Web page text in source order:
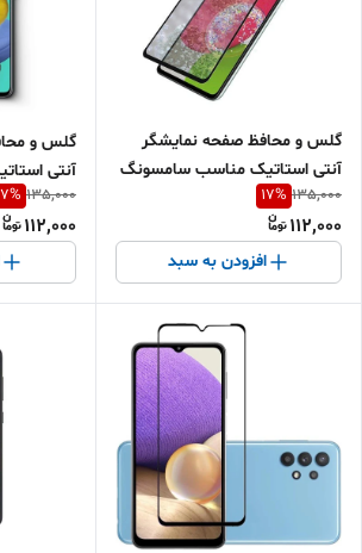
گلس و محافظ صفحه نمایشگر
آنتی استاتیک مناسب سامسونگ
A52S
135,000
17%
112,000
افزودن به سبد
گلس و
آنتی
A51
135,000
%
112,000